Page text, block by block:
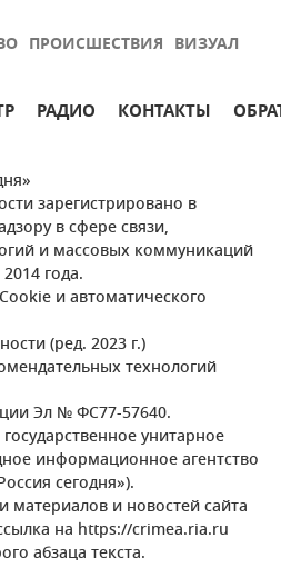
ПРОИСШЕСТВИЯ ВИЗУАЛ
РАДИО КОНТАКТЫ
зарегистрировано в
в сфере связи,
и массовых коммуникаций
года.
и автоматического
(ред. 2023 г.)
технологий
Эл № ФС77-57640.
унитарное
информационное агентство
сегодня»).
и новостей сайта
на https://crimea.ria.ru
абзаца текста.